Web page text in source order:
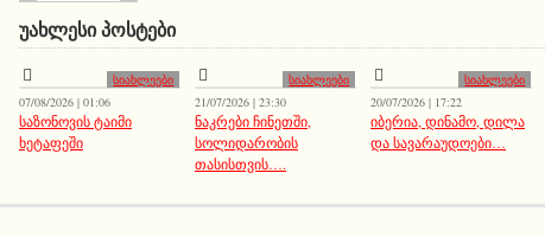
ᲣᲐᲮᲚᲔᲡᲘ ᲞᲝᲡᲢᲔᲑᲘ
სიახლეები
07/08/2026 | 01:06
საზონოვის ტაიმი
ხეტაფეში
სიახლეები
21/07/2026 | 23:30
ნაკრები ჩინეთში,
სოლიდარობის
თასისთვის….
სიახლეები
20/07/2026 | 17:22
იბერია, დინამო, დილა
და სავარაუდოები…